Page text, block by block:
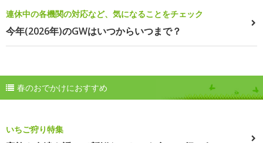
連休中の各機関の対応など、気になることをチェック
今年(2026年)のGWはいつからいつまで？
春のおでかけにおすすめ
いちご狩り特集